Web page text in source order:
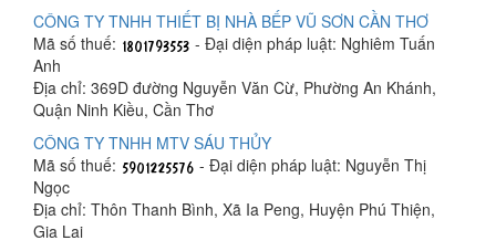
CÔNG TY TNHH THIẾT BỊ NHÀ BẾP VŨ SƠN CẦN THƠ
Mã số thuế:
- Đại diện pháp luật: Nghiêm Tuấn
Anh
Địa chỉ: 369D đường Nguyễn Văn Cừ, Phường An Khánh,
Quận Ninh Kiều, Cần Thơ
CÔNG TY TNHH MTV SÁU THỦY
Mã số thuế:
- Đại diện pháp luật: Nguyễn Thị
Ngọc
Địa chỉ: Thôn Thanh Bình, Xã Ia Peng, Huyện Phú Thiện,
Gia Lai